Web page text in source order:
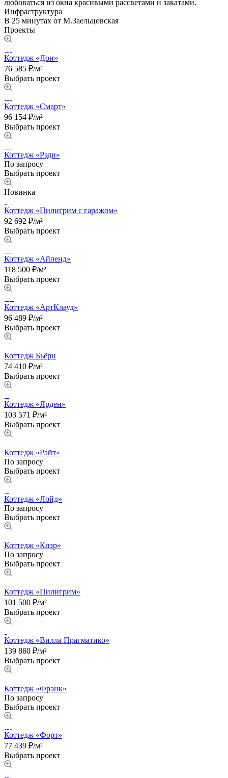
любоваться из окна красивыми рассветами и закатами.
Инфраструктура
В 25 минутах от М.Заельцовская
Проекты
Коттедж «Дон»
76 585 ₽/м²
Выбрать проект
Коттедж «Смарт»
96 154 ₽/м²
Выбрать проект
Коттедж «Рэди»
По запросу
Выбрать проект
Новинка
Коттедж «Пилигрим с гаражом»
92 692 ₽/м²
Выбрать проект
Коттедж «Айленд»
118 500 ₽/м²
Выбрать проект
Коттедж «АртКлауд»
96 489 ₽/м²
Выбрать проект
Коттедж Бьёрн
74 410 ₽/м²
Выбрать проект
Коттедж «Ярден»
103 571 ₽/м²
Выбрать проект
Коттедж «Райт»
По запросу
Выбрать проект
Коттедж «Лойд»
По запросу
Выбрать проект
Коттедж «Клэр»
По запросу
Выбрать проект
Коттедж «Пилигрим»
101 500 ₽/м²
Выбрать проект
Коттедж «Вилла Прагматико»
139 860 ₽/м²
Выбрать проект
Коттедж «Фрэнк»
По запросу
Выбрать проект
Коттедж «Форт»
77 439 ₽/м²
Выбрать проект